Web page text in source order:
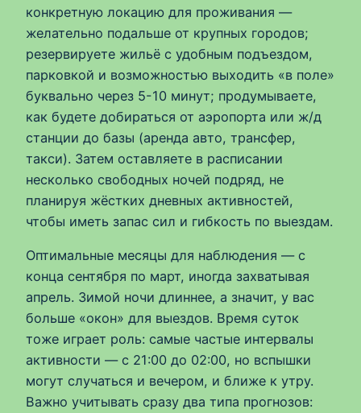
конкретную локацию для проживания —
желательно подальше от крупных городов;
резервируете жильё с удобным подъездом,
парковкой и возможностью выходить «в поле»
буквально через 5-10 минут; продумываете,
как будете добираться от аэропорта или ж/д
станции до базы (аренда авто, трансфер,
такси). Затем оставляете в расписании
несколько свободных ночей подряд, не
планируя жёстких дневных активностей,
чтобы иметь запас сил и гибкость по выездам.
Оптимальные месяцы для наблюдения — с
конца сентября по март, иногда захватывая
апрель. Зимой ночи длиннее, а значит, у вас
больше «окон» для выездов. Время суток
тоже играет роль: самые частые интервалы
активности — с 21:00 до 02:00, но вспышки
могут случаться и вечером, и ближе к утру.
Важно учитывать сразу два типа прогнозов: